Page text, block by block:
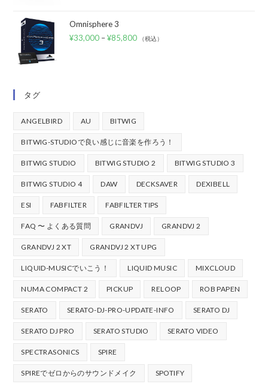
Omnisphere 3
¥33,000 –¥85,800 （税込）
タグ
ANGELBIRD AU BITWIG
BITWIG-STUDIOで良い感じに音楽を作ろう！
BITWIG STUDIO BITWIG STUDIO 2 BITWIG STUDIO 3
BITWIG STUDIO 4 DAW DECKSAVER DEXIBELL
ESI FABFILTER FABFILTER TIPS
FAQ 〜 よくある質問 GRANDVJ GRANDVJ 2
GRANDVJ 2 XT GRANDVJ 2 XT UPG
LIQUID-MUSICでいこう！ LIQUID MUSIC MIXCLOUD
NUMA COMPACT 2 PICKUP RELOOP ROB PAPEN
SERATO SERATO-DJ-PRO-UPDATE-INFO SERATO DJ
SERATO DJ PRO SERATO STUDIO SERATO VIDEO
SPECTRASONICS SPIRE
SPIREでゼロからのサウンドメイク SPOTIFY